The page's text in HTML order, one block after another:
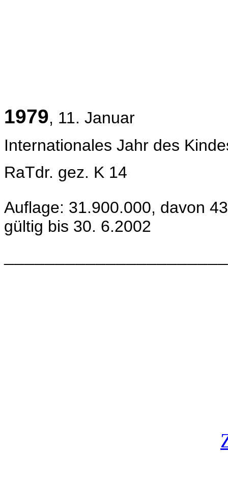
1979, 11. Januar
Internationales Jahr des
RaTdr. gez. K 14
Auflage: 31.900.000, davon
gültig bis 30. 6.2002